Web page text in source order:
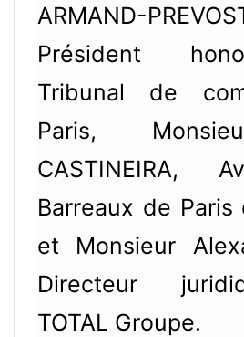
ARMAND-
Président
Tribunal de
Paris,
CASTINEIRA,
Barreaux de
et Monsieur
Directeur
TOTAL Groupe.